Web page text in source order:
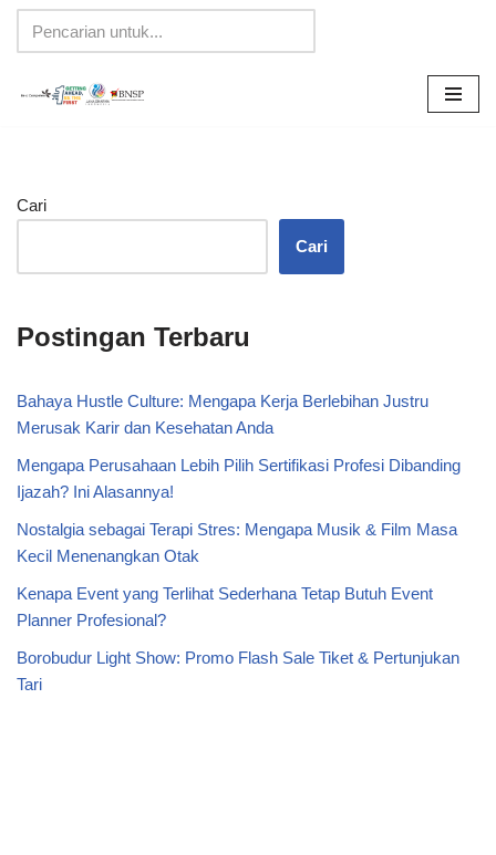
Lompat
Cari
Cari
Postingan Terbaru
Bahaya Hustle Culture: Mengapa Kerja Berlebihan Justru
Merusak Karir dan Kesehatan Anda
Mengapa Perusahaan Lebih Pilih Sertifikasi Profesi Dibanding
Ijazah? Ini Alasannya!
Nostalgia sebagai Terapi Stres: Mengapa Musik & Film Masa
Kecil Menenangkan Otak
Kenapa Event yang Terlihat Sederhana Tetap Butuh Event
Planner Profesional?
Borobudur Light Show: Promo Flash Sale Tiket & Pertunjukan
Tari